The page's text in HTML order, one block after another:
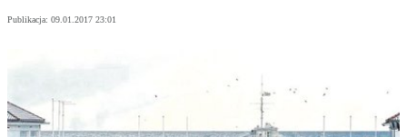
Publikacja: 09.01.2017 23:01